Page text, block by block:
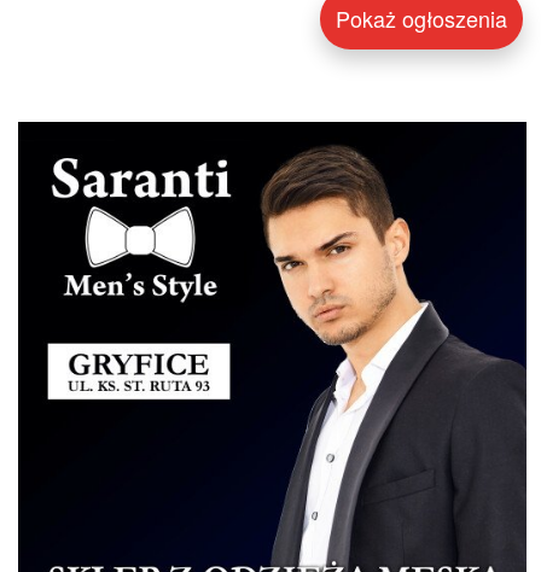
Pokaż ogłoszenia